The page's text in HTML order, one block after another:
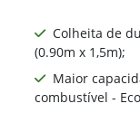
Colheita de
(0.90m x 1,5m);
Maior
combustível -